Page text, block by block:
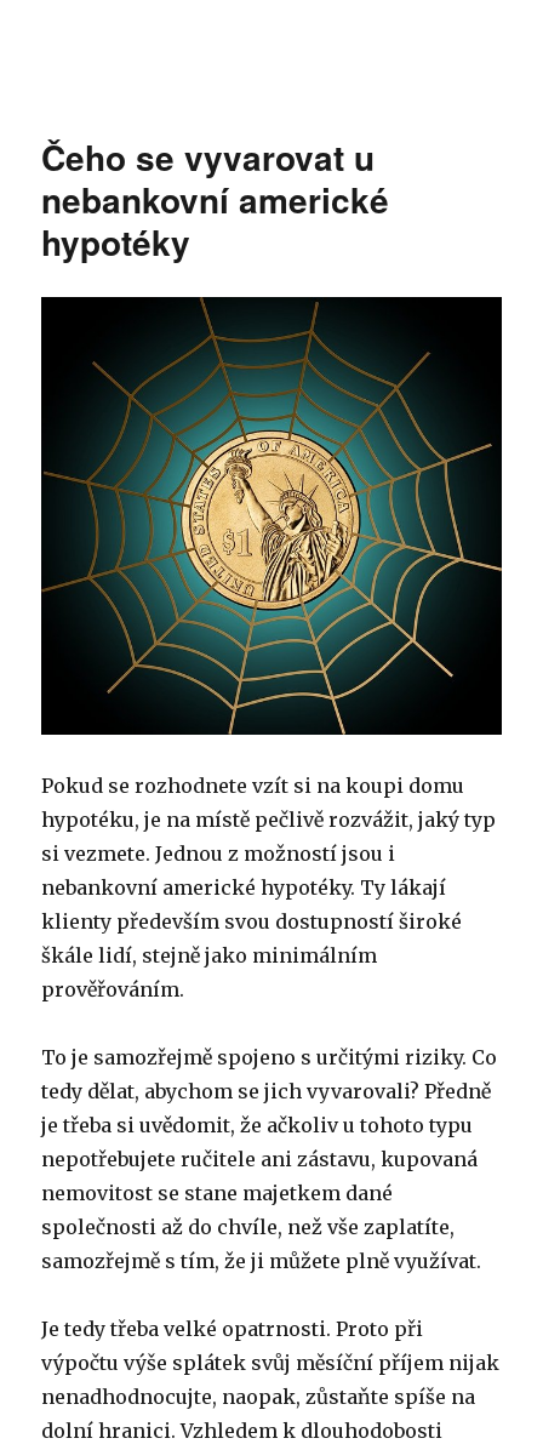
Čeho se vyvarovat u
nebankovní americké
hypotéky
Pokud se rozhodnete vzít si na koupi domu
hypotéku, je na místě pečlivě rozvážit, jaký typ
si vezmete. Jednou z možností jsou i
nebankovní americké hypotéky. Ty lákají
klienty především svou dostupností široké
škále lidí, stejně jako minimálním
prověřováním.
To je samozřejmě spojeno s určitými riziky. Co
tedy dělat, abychom se jich vyvarovali? Předně
je třeba si uvědomit, že ačkoliv u tohoto typu
nepotřebujete ručitele ani zástavu, kupovaná
nemovitost se stane majetkem dané
společnosti až do chvíle, než vše zaplatíte,
samozřejmě s tím, že ji můžete plně využívat.
Je tedy třeba velké opatrnosti. Proto při
výpočtu výše splátek svůj měsíční příjem nijak
nenadhodnocujte, naopak, zůstaňte spíše na
dolní hranici. Vzhledem k dlouhodobosti